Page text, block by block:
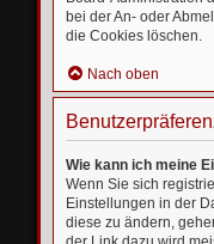
bei der An- oder
die Cookies löschen.
Nach oben
Wie kann ich meine
Wenn Sie sich
Einstellungen in der
diese zu ändern,